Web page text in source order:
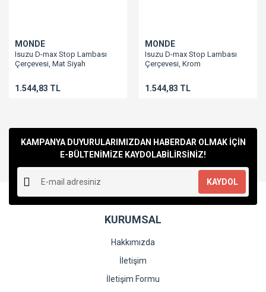
MONDE
Isuzu D-max Stop Lambası
Çerçevesi, Mat Siyah
1.544,83 TL
MONDE
Isuzu D-max Stop Lambası
Çerçevesi, Krom
1.544,83 TL
KAMPANYA DUYURULARIMIZDAN HABERDAR OLMAK İÇİN
E-BÜLTENİMİZE KAYDOLABİLİRSİNİZ!
KAYDOL
KURUMSAL
Hakkımızda
İletişim
İletişim Formu